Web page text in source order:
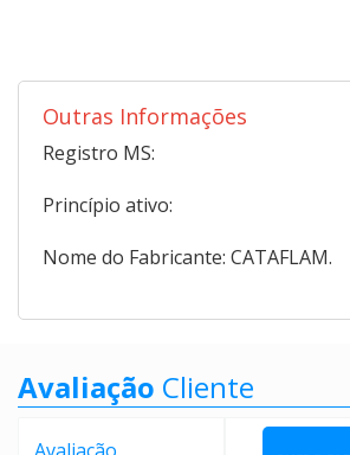
Outras Informações
Registro MS:
Princípio ativo:
Nome do Fabricante: CATAFLAM.
Avaliação Cliente
Avaliação